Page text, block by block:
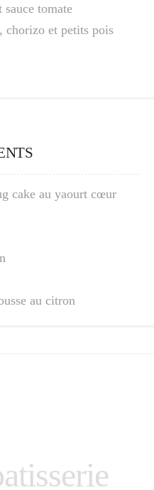
tomate
chorizo et petits pois
cake au yaourt cœur
au citron